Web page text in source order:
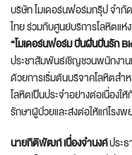
บริษัท โมเดอร์นฟอร์มกรุ๊ป จํากั
ไทย ร่วมกับศูนย์บริการโลหิตแห่
“โมเดอร์นฟอร์ม ปันฝันปันรัก
ประชาสัมพันธ์เชิญชวนพนักงาน
ด้วยการเริ่มต้นบริจาคโลหิตสำ
โลหิตเป็นประจำอย่างต่อเนื่องใ
รักษาผู้ป่วยและส่งต่อให้แก่โรง
นายกิติพัฒก์ เนื่องจำนงค์ประธ